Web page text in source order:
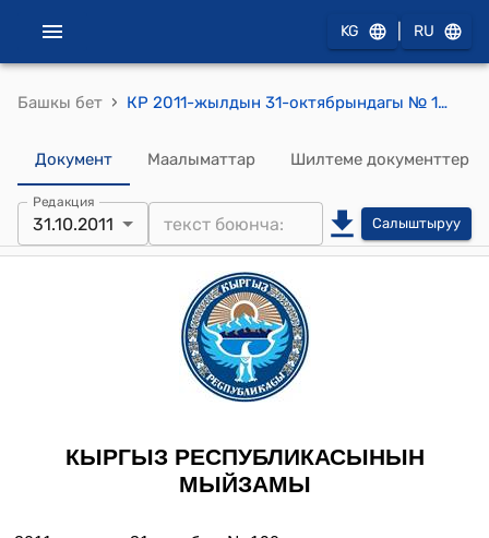
KG RU
Башкы бет › КР 2011-жылдын 31-октябрындагы № 190 "Вена шаарында (Австрия) 2011-жылдын 9-июнунда кол коюлган Бишкек-Торугарт автожолун реконструкциялоо долбоору боюнча Кыргыз Республикасы менен ОПЕК Эл аралык өнүктүрүү фондунун ортосундагы Кредиттик макулдашууну ратификациялоо жөнүндө" Мыйзамы
Документ Маалыматтар Шилтеме документтер
Редакция
31.10.2011 Салыштыруу